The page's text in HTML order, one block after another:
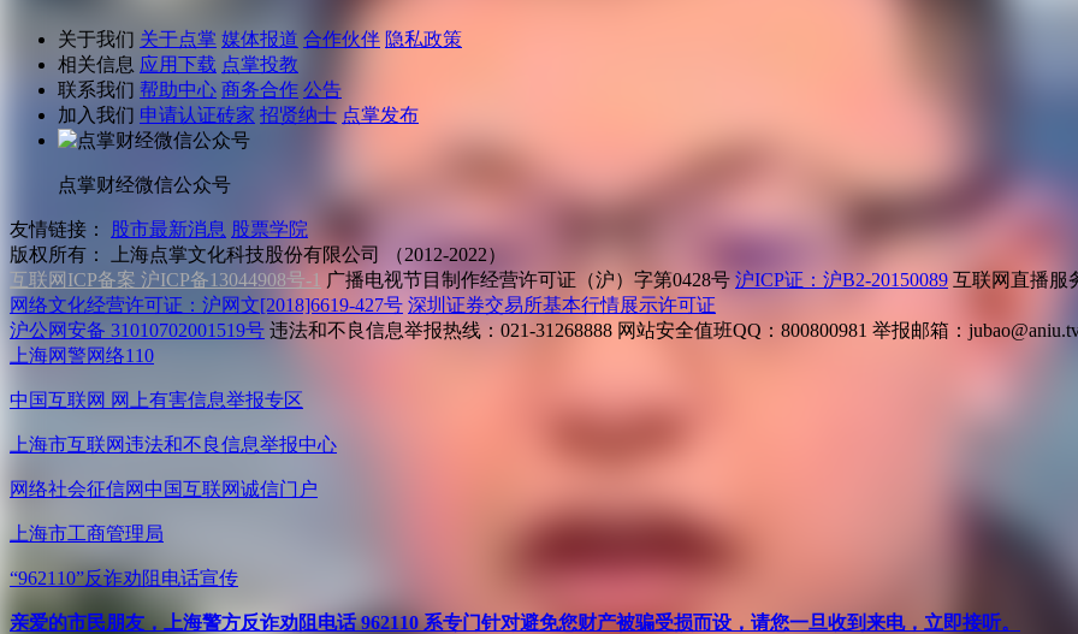
关于我们 关于点掌 媒体报道 合作伙伴 隐私政策
相关信息 应用下载 点掌投教
联系我们 帮助中心 商务合作 公告
加入我们 申请认证砖家 招贤纳士 点掌发布
点掌财经微信公众号
友情链接： 股市最新消息 股票学院
版权所有：
上海点掌文化科技股份有限公司 （2012-2022）
互联网ICP备案 沪ICP备13044908号-1 广播电视节目制作经营许可证（沪）字第0428号 沪ICP证：沪B2-20150089 互联网直播服
网络文化经营许可证：沪网文[2018]6619-427号 深圳证券交易所基本行情展示许可证
沪公网安备 31010702001519号 违法和不良信息举报热线：021-31268888 网站安全值班QQ：800800981 举报邮箱：
上海网警网络110
中国互联网 网上有害信息举报专区
上海市互联网违法和不良信息举报中心
网络社会征信网 中国互联网诚信门户
上海市工商管理局
“962110”反诈劝阻电话宣传
亲爱的市民朋友，上海警方反诈劝阻电话 962110 系专门针对避免您财产被骗受损而设，请您一旦收到来电，立即接听。